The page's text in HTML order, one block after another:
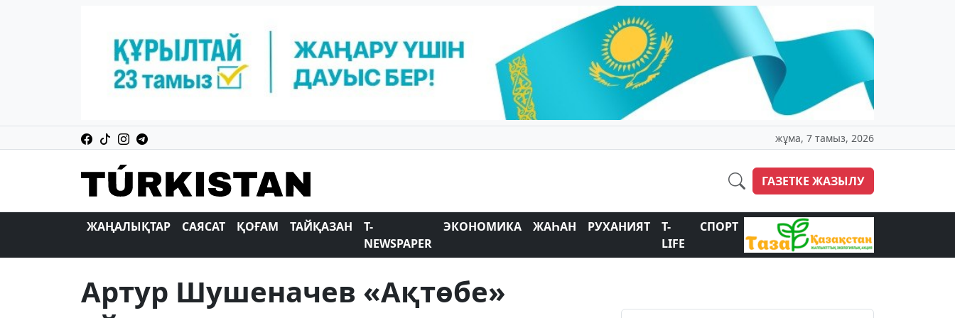
жұма, 7 тамыз, 2026
ГАЗЕТКЕ ЖАЗЫЛУ
ЖАҢАЛЫҚТАР САЯСАТ ҚОҒАМ ТАЙҚАЗАН
T-
NEWSPAPER
ЭКОНОМИКА ЖАҺАН РУХАНИЯТ
T-
LIFE
СПОРТ
Артур Шушеначев «Ақтөбе»